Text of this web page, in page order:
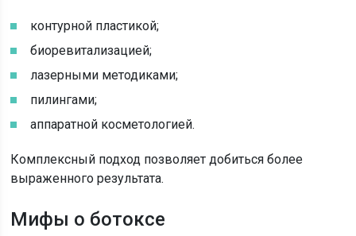
контурной пластикой;
биоревитализацией;
лазерными методиками;
пилингами;
аппаратной косметологией.
Комплексный подход позволяет добиться более
выраженного результата.
Мифы о ботоксе